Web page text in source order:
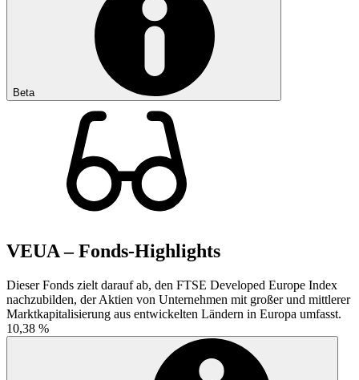
Beta
VEUA – Fonds-Highlights
Dieser Fonds zielt darauf ab, den FTSE Developed Europe Index
nachzubilden, der Aktien von Unternehmen mit großer und mittlerer
Marktkapitalisierung aus entwickelten Ländern in Europa umfasst.
10,38 %